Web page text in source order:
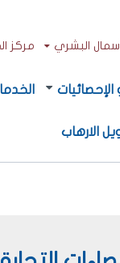
البشري مركز
الإحصائيات
الارهاب